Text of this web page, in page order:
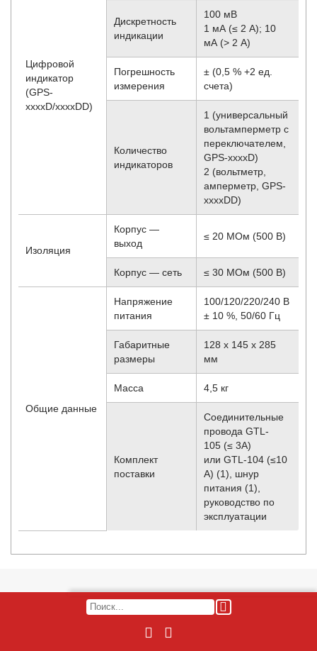
Цифровой
индикатор
(GPS-
xxxxD/xxxxDD)
Дискретность
индикации
100 мВ
1 мА (≤ 2 А); 10
мА (> 2 A)
Погрешность
измерения
± (0,5 % +2 ед.
счета)
Количество
индикаторов
1 (универсальный
вольтамперметр с
переключателем,
GPS-xxxxD)
2 (вольтметр,
амперметр, GPS-
xxxxDD)
Изоляция
Корпус —
выход
≤ 20 МОм (500 В)
Корпус — сеть ≤ 30 МОм (500 В)
Общие данные
Напряжение
питания
100/120/220/240 В
± 10 %, 50/60 Гц
Габаритные
размеры
128 x 145 x 285
мм
Масса 4,5 кг
Комплект
поставки
Соединительные
провода GTL-
105 (≤ 3А)
или GTL-104 (≤10
А) (1), шнур
питания (1),
руководство по
эксплуатации